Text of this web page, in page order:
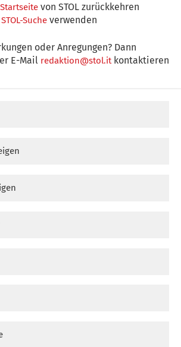
Startseite von STOL zurückkehren
STOL-Suche verwenden
oder Anregungen? Dann
E-Mail redaktion@stol.itkontaktieren